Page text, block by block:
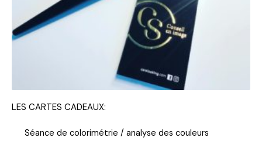
LES CARTES CADEAUX:
Séance de colorimétrie / analyse des couleurs